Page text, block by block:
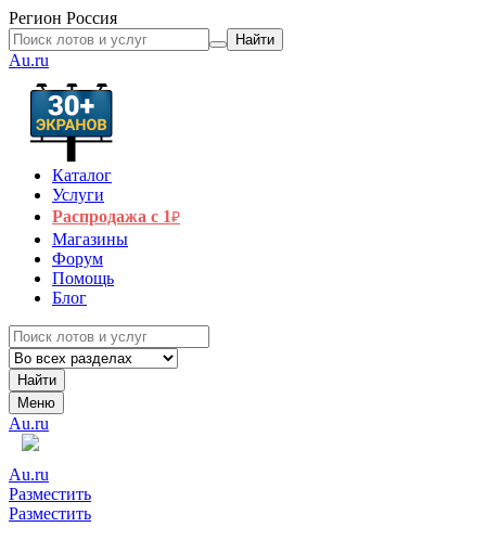
Регион Россия
Найти
Au.ru
Каталог
Услуги
Распродажа с 1₽
Магазины
Форум
Помощь
Блог
Найти
Меню
Au.ru
Au.ru
Разместить
Разместить